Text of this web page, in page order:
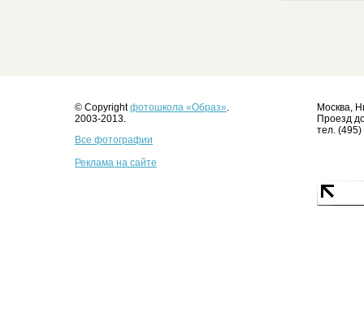
© Copyrightфотошкола «Образ».
2003-2013.
Все фотографии
Реклама на сайте
Москва,
Проезд
тел.